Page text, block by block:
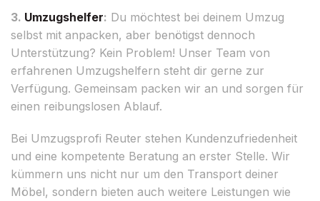
3. Umzugshelfer: Du möchtest bei deinem Umzug
selbst mit anpacken, aber benötigst dennoch
Unterstützung? Kein Problem! Unser Team von
erfahrenen Umzugshelfern steht dir gerne zur
Verfügung. Gemeinsam packen wir an und sorgen für
einen reibungslosen Ablauf.
Bei Umzugsprofi Reuter stehen Kundenzufriedenheit
und eine kompetente Beratung an erster Stelle. Wir
kümmern uns nicht nur um den Transport deiner
Möbel, sondern bieten auch weitere Leistungen wie